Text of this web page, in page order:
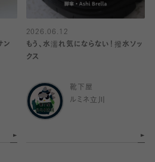
ン
2026.06.12
もう、水濡れ気にならない！撥水ソッ
クス
靴下屋
ルミネ立川